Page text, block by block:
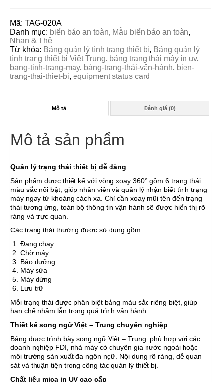
Mã: TAG-020A
Danh mục: biển báo an toàn, Mẫu biển báo an toàn,
Nhãn & Thẻ
Từ khóa: Bảng quản lý tình trạng thiết bị, Bảng quản lý
tình trạng thiết bị Việt Trung, bảng trạng thái máy in uv,
bang-tinh-trang-may, bảng-trạng-thái-vận-hành, bien-
trang-thai-thiet-bi, equipment status card
Mô tả Đánh giá (0)
Mô tả sản phẩm
Quản lý trạng thái thiết bị dễ dàng
Sản phẩm được thiết kế với vòng xoay 360° gồm 6 trạng thái
màu sắc nổi bật, giúp nhân viên và quản lý nhận biết tình trạng
máy ngay từ khoảng cách xa. Chỉ cần xoay mũi tên đến trạng
thái tương ứng, toàn bộ thông tin vận hành sẽ được hiển thị rõ
ràng và trực quan.
Các trạng thái thường được sử dụng gồm:
Đang chạy
Chờ máy
Bảo dưỡng
Máy sửa
Máy dừng
Lưu trữ
Mỗi trạng thái được phân biệt bằng màu sắc riêng biệt, giúp
hạn chế nhầm lẫn trong quá trình vận hành.
Thiết kế song ngữ Việt – Trung chuyên nghiệp
Bảng được trình bày song ngữ Việt – Trung, phù hợp với các
doanh nghiệp FDI, nhà máy có chuyên gia nước ngoài hoặc
môi trường sản xuất đa ngôn ngữ. Nội dung rõ ràng, dễ quan
sát và thuận tiện trong công tác quản lý thiết bị.
Chất liệu mica in UV cao cấp